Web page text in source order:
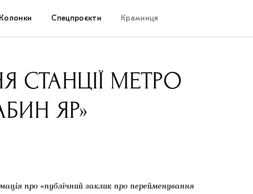
Колонки Спецпроєкти
Запалення
Як підтримувати українське мистецтво
Крамниця
СТАНЦІЇ МЕТРО
ЯР»
про «публічний заклик про перейменування